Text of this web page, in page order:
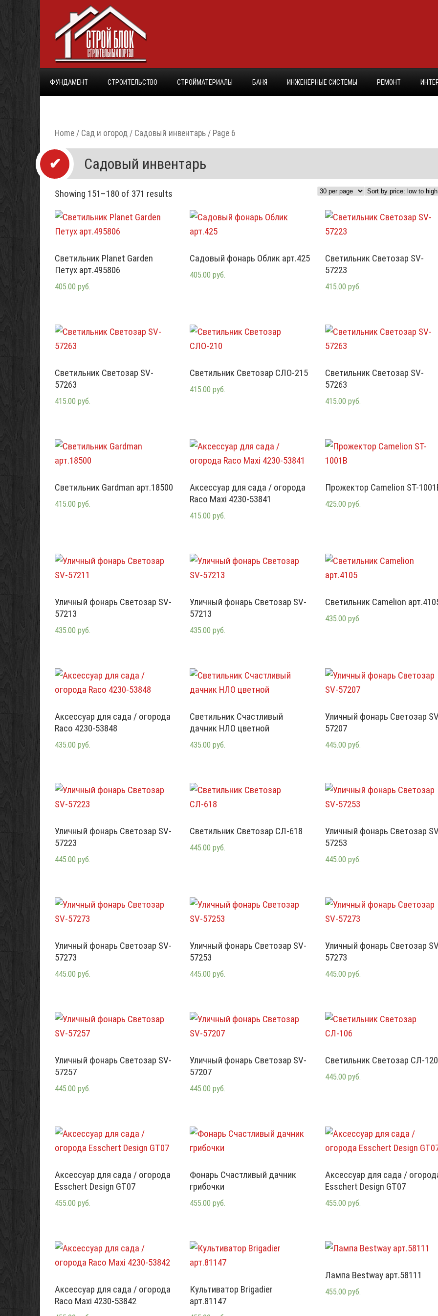
ФУНДАМЕНТ СТРОИТЕЛЬСТВО СТРОЙМАТЕРИАЛЫ БАНЯ ИНЖЕНЕРНЫЕ СИСТЕМЫ РЕМОНТ
Home / Сад и огород / Садовый инвентарь / Page 6
Садовый инвентарь
Showing 151–180 of 371 results
Светильник Planet Garden
Петух арт.495806
405.00 руб.
Садовый фонарь Облик арт.425
405.00 руб.
Светильник Светозар SV-
57223
415.00 руб.
Светильник Светозар SV-
57263
415.00 руб.
Светильник Светозар СЛО-215
415.00 руб.
Светильник Светозар SV-
57263
415.00 руб.
Светильник Gardman арт.18500
415.00 руб.
Аксессуар для сада / огорода
Raco Maxi 4230-53841
415.00 руб.
Прожектор Camelion ST-
425.00 руб.
Уличный фонарь Светозар SV-
57213
435.00 руб.
Уличный фонарь Светозар SV-
57213
435.00 руб.
Светильник Camelion
435.00 руб.
Аксессуар для сада / огорода
Raco 4230-53848
435.00 руб.
Светильник Счастливый
дачник НЛО цветной
435.00 руб.
Уличный фонарь Светозар
57207
445.00 руб.
Уличный фонарь Светозар SV-
57223
445.00 руб.
Светильник Светозар СЛ-618
445.00 руб.
Уличный фонарь Светозар
57253
445.00 руб.
Уличный фонарь Светозар SV-
57273
445.00 руб.
Уличный фонарь Светозар SV-
57253
445.00 руб.
Уличный фонарь Светозар
57273
445.00 руб.
Уличный фонарь Светозар SV-
57257
445.00 руб.
Уличный фонарь Светозар SV-
57207
445.00 руб.
Светильник Светозар СЛ-120
445.00 руб.
Аксессуар для сада / огорода
Esschert Design GT07
455.00 руб.
Фонарь Счастливый дачник
грибочки
455.00 руб.
Аксессуар для сада /
Esschert Design GT07
455.00 руб.
Аксессуар для сада / огорода
Raco Maxi 4230-53842
Культиватор Brigadier
арт.81147
Лампа Bestway арт.58111
455.00 руб.